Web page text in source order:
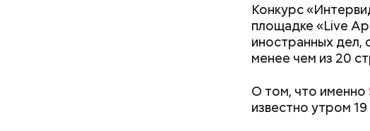
Конкурс
площадке «Live
иностранных дел,
менее чем из 20
О том, что именно
известно утром 19
кабачок;
петрушка;
оливковое
соль.
Фото: Shutterstock